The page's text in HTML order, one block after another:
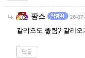
팜스 26-
갈리오도 뚫림? 갈리
답글